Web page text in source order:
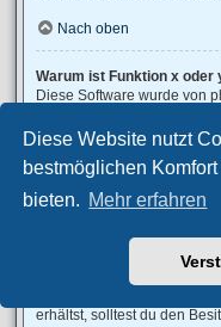
Diese Website nutzt
bestmöglichen
bieten. Mehr erfahren
Nach oben
Warum ist Funktion x oder
Diese Software wurde von
denkst, dass eine
phpBB Ideas, wo du deine
oder neue Funktionen
Nach oben
An wen soll ich mich
Anfragen zu diesem
Jeder Administrator, der
geeigneter Kontakt für
erhältst, solltest du den